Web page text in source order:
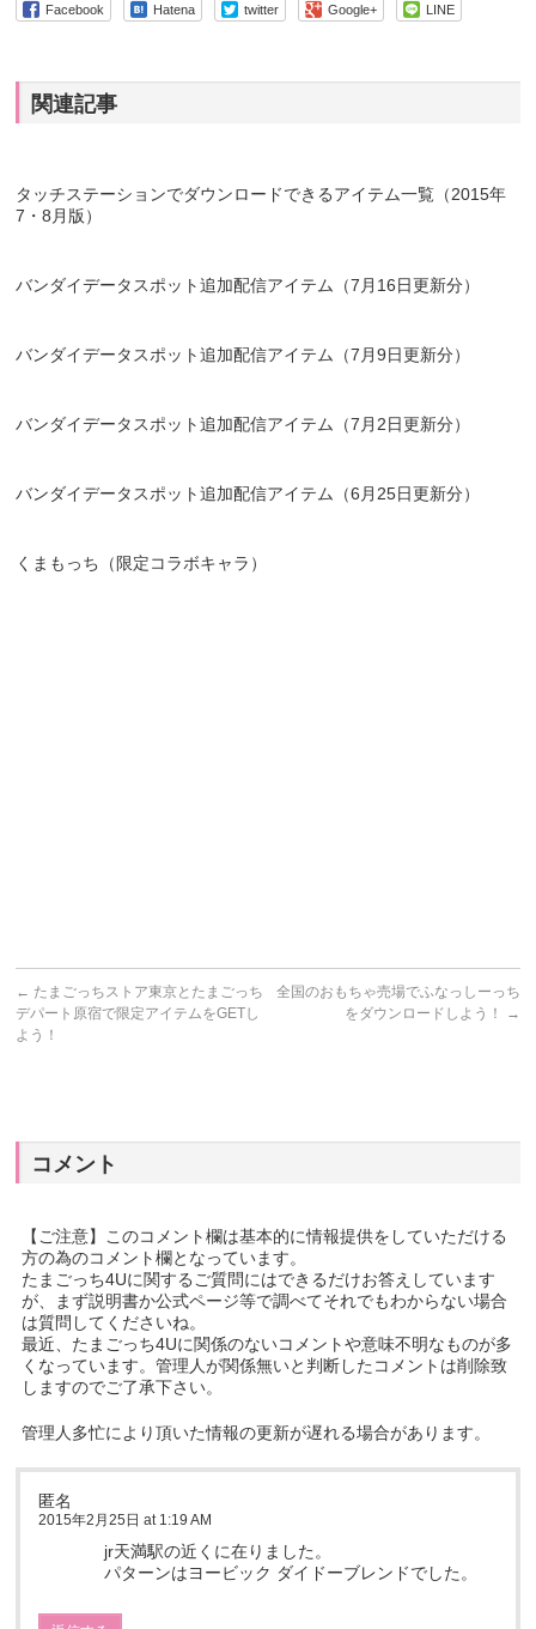
Facebook Hatena twitter Google+ LINE
関連記事
タッチステーションでダウンロードできるアイテム一覧（2015年
7・8月版）
バンダイデータスポット追加配信アイテム（7月16日更新分）
バンダイデータスポット追加配信アイテム（7月9日更新分）
バンダイデータスポット追加配信アイテム（7月2日更新分）
バンダイデータスポット追加配信アイテム（6月25日更新分）
くまもっち（限定コラボキャラ）
← たまごっちストア東京とたまごっち
デパート原宿で限定アイテムをGETし
よう！
全国のおもちゃ売場でふなっしーっち
をダウンロードしよう！
→
コメント
【ご注意】このコメント欄は基本的に情報提供をしていただける
方の為のコメント欄となっています。
たまごっち4Uに関するご質問にはできるだけお答えしています
が、まず説明書か公式ページ等で調べてそれでもわからない場合
は質問してくださいね。
最近、たまごっち4Uに関係のないコメントや意味不明なものが多
くなっています。管理人が関係無いと判断したコメントは削除致
しますのでご了承下さい。
管理人多忙により頂いた情報の更新が遅れる場合があります。
匿名
2015年2月25日 at 1:19 AM
jr天満駅の近くに在りました。
パターンはヨービック ダイドーブレンドでした。